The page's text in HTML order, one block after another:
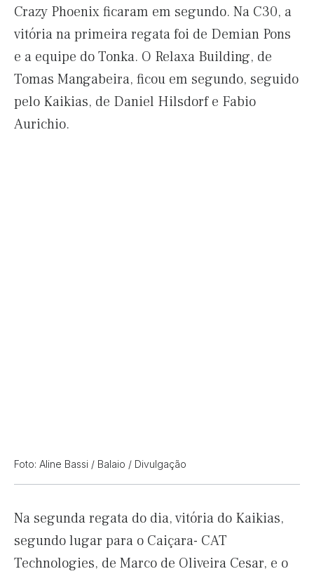
Crazy Phoenix ficaram em segundo. Na C30, a
vitória na primeira regata foi de Demian Pons
e a equipe do Tonka. O Relaxa Building, de
Tomas Mangabeira, ficou em segundo, seguido
pelo Kaikias, de Daniel Hilsdorf e Fabio
Aurichio.
Foto: Aline Bassi / Balaio / Divulgação
Na segunda regata do dia, vitória do Kaikias,
segundo lugar para o Caiçara- CAT
Technologies, de Marco de Oliveira Cesar, e o